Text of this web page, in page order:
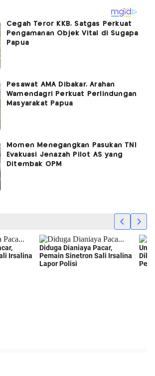
Cegah Teror KKB, Satgas Perkuat
Pengamanan Objek Vital di Sugapa
Papua
Pesawat AMA Dibakar, Arahan
Wamendagri Perkuat Perlindungan
Masyarakat Papua
Momen Menegangkan Pasukan TNI
Evakuasi Jenazah Pilot AS yang
Ditembak OPM